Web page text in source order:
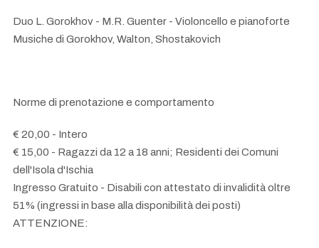
Duo L. Gorokhov - M.R. Guenter - Violoncello e pianoforte
Musiche di Gorokhov, Walton, Shostakovich
Norme di prenotazione e comportamento
€ 20,00 - Intero
€ 15,00 - Ragazzi da 12 a 18 anni; Residenti dei Comuni
dell'Isola d'Ischia
Ingresso Gratuito - Disabili con attestato di invalidità oltre
51% (ingressi in base alla disponibilità dei posti)
ATTENZIONE: